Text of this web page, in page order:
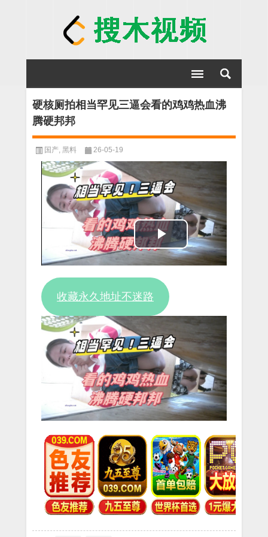
硬核厕拍相当罕见三逼会看的鸡鸡热血沸
腾硬邦邦
国产, 黑料 26-05-19
Play
收藏永久地址不迷路